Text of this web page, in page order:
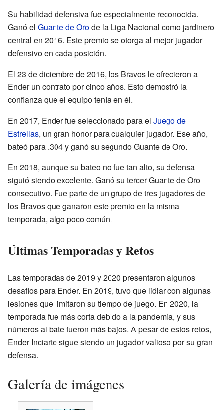
Su habilidad defensiva fue especialmente reconocida.
Ganó el Guante de Orode la Liga Nacional como jardinero
central en 2016. Este premio se otorga al mejor jugador
defensivo en cada posición.
El 23 de diciembre de 2016, los Bravos le ofrecieron a
Ender un contrato por cinco años. Esto demostró la
confianza que el equipo tenía en él.
En 2017, Ender fue seleccionado para el Juego de
Estrellas, un gran honor para cualquier jugador. Ese año,
bateó para .304 y ganó su segundo Guante de Oro.
En 2018, aunque su bateo no fue tan alto, su defensa
siguió siendo excelente. Ganó su tercer Guante de Oro
consecutivo. Fue parte de un grupo de tres jugadores de
los Bravos que ganaron este premio en la misma
temporada, algo poco común.
Últimas Temporadas y Retos
Las temporadas de 2019 y 2020 presentaron algunos
desafíos para Ender. En 2019, tuvo que lidiar con algunas
lesiones que limitaron su tiempo de juego. En 2020, la
temporada fue más corta debido a la pandemia, y sus
números al bate fueron más bajos. A pesar de estos retos,
Ender Inciarte sigue siendo un jugador valioso por su gran
defensa.
Galería de imágenes